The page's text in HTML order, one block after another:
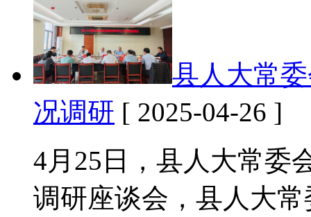
县人大常
况调研 [ 2025-04-26 ]
4月25日，县人大常委
调研座谈会，县人大